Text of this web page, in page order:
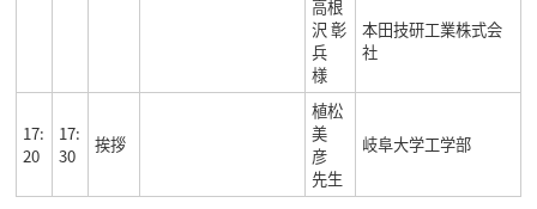
高根
沢 彰
兵
様
本田技研工業株式会
社
17:
20
17:
30
挨拶
植松
美
彦
先生
岐阜大学工学部